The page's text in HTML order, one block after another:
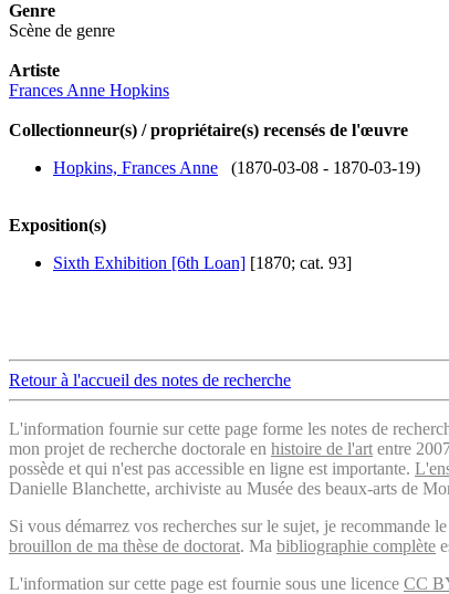
Genre
Scène de genre
Artiste
Frances Anne Hopkins
Collectionneur(s) / propriétaire(s) recensés de l'œuvre
Hopkins, Frances Anne (1870-03-08 - 1870-03-19)
Exposition(s)
Sixth Exhibition [6th Loan] [1870; cat. 93]
Retour à l'accueil des notes de recherche
L'information fournie sur cette page forme les notes de
mon projet de recherche doctorale en histoire de l'art entre
possède et qui n'est pas accessible en ligne est importante.
Danielle Blanchette, archiviste au Musée des beaux-arts de
Si vous démarrez vos recherches sur le sujet, je
brouillon de ma thèse de doctorat. Ma bibliographie complète
L'information sur cette page est fournie sous une licence CC